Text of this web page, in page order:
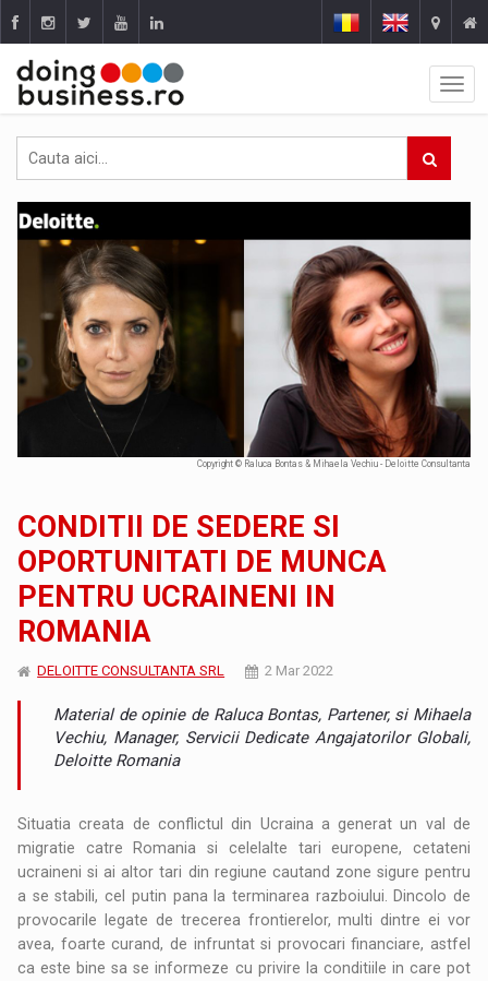
Copyright © Raluca Bontas & Mihaela Vechiu - Deloitte Consultanta
CONDITII DE SEDERE SI
OPORTUNITATI DE MUNCA
PENTRU UCRAINENI IN
ROMANIA
DELOITTE CONSULTANTA SRL 2 Mar 2022
Material de opinie de Raluca Bontas, Partener, si Mihaela
Vechiu, Manager, Servicii Dedicate Angajatorilor Globali,
Deloitte Romania
Situatia creata de conflictul din Ucraina a generat un val de
migratie catre Romania si celelalte tari europene, cetateni
ucraineni si ai altor tari din regiune cautand zone sigure pentru
a se stabili, cel putin pana la terminarea razboiului. Dincolo de
provocarile legate de trecerea frontierelor, multi dintre ei vor
avea, foarte curand, de infruntat si provocari financiare, astfel
ca este bine sa se informeze cu privire la conditiile in care pot